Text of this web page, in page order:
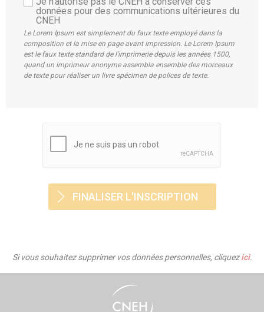
données pour des communications ultérieures du
CNEH
Le Lorem Ipsum est simplement du faux texte employé dans la
composition et la mise en page avant impression. Le Lorem Ipsum
est le faux texte standard de l'imprimerie depuis les années 1500,
quand un imprimeur anonyme assembla ensemble des morceaux
de texte pour réaliser un livre spécimen de polices de texte.
Si vous souhaitez supprimer vos données personnelles, cliquezici.